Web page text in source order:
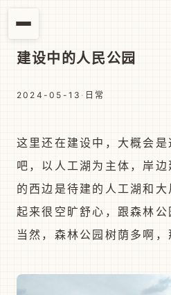
建设中的人民公园
2024-05-13 · 日常
这里还在建设中，大概会
吧，以人工湖为主体，岸
的西边是待建的人工湖和
起来很空旷舒心，跟森林公
当然，森林公园树荫多啊，